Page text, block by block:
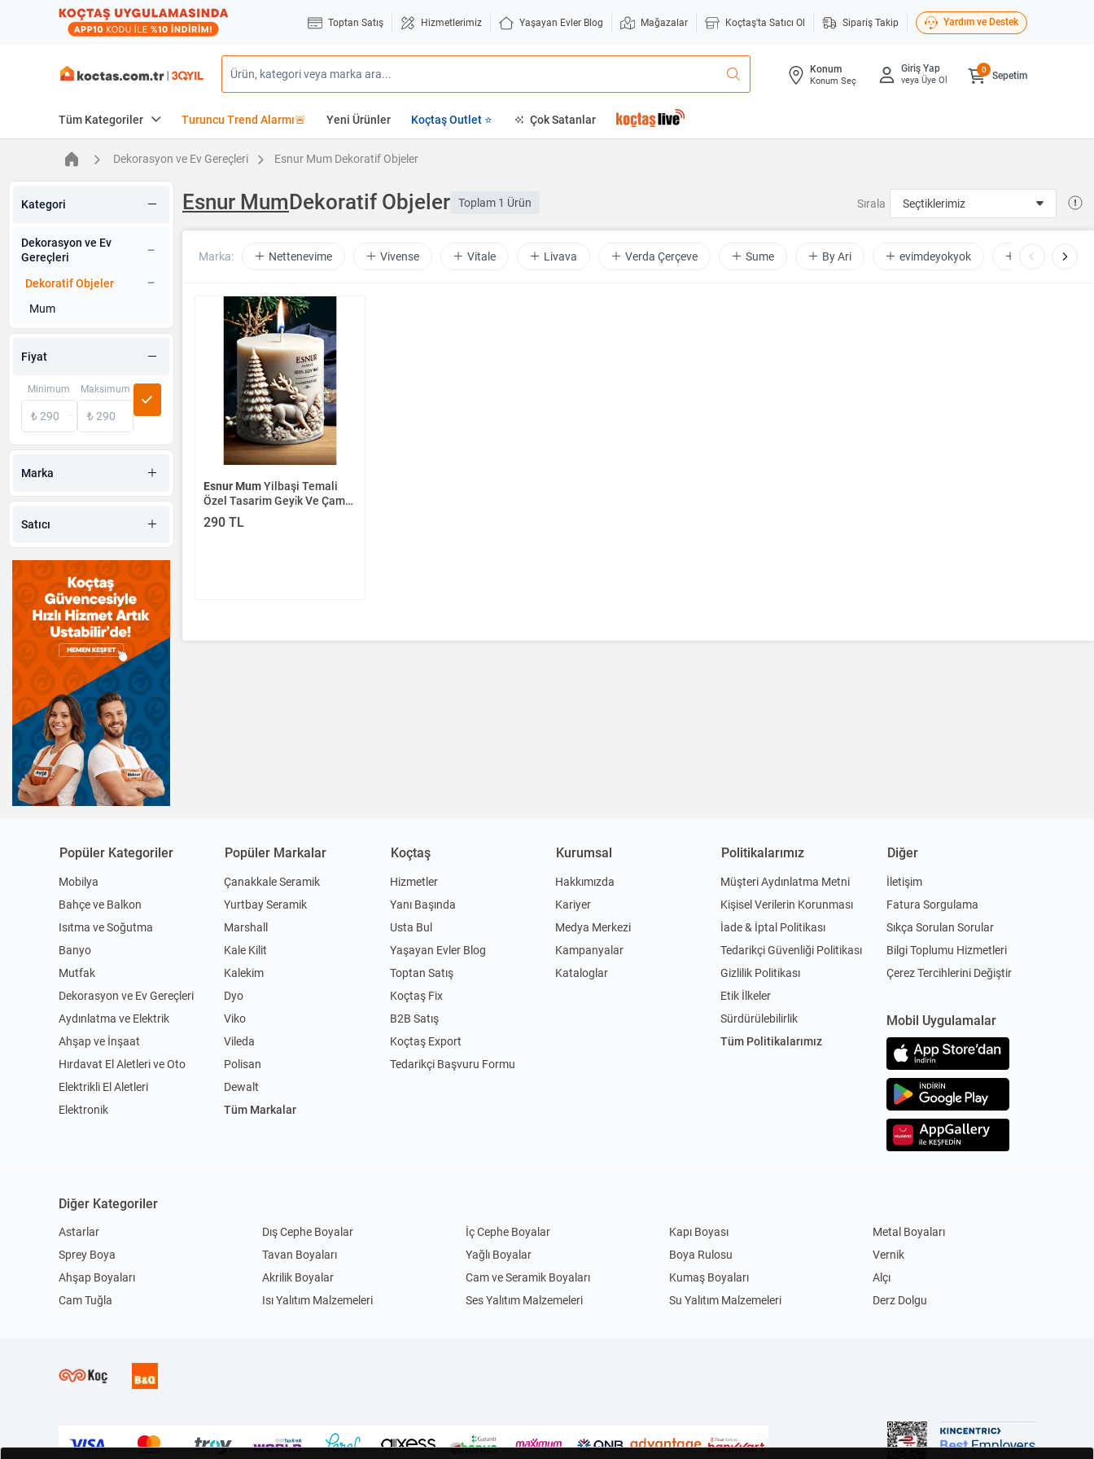
Toptan Satış Hizmetlerimiz Yaşayan Evler Blog Mağazalar Koçtaş'ta Satıcı Ol Sipariş Takip Yardım ve Destek
Konum
Konum Seç
Giriş Yap
veya Üye Ol Sepetim
0
Tüm Kategoriler Turuncu Trend Alarmı🚨 Yeni Ürünler Koçtaş Outlet ⭐ Çok Satanlar
Dekorasyon ve Ev Gereçleri Esnur Mum Dekoratif Objeler
Kategori
Dekorasyon ve Ev
Gereçleri
Dekoratif Objeler
Mum
Fiyat
Minimum Maksimum
Marka
Satıcı
Esnur MumDekoratif Objeler Toplam 1 Ürün Sırala
Marka: Nettenevime Vivense Vitale Livava Verda Çerçeve Sume By Ari evimdeyokyok Yapay
Esnur MumYilbaşi Temali
Özel Tasarim Geyi̇k Ve Çam
Ağaci Moti̇fli̇ Kalip Mum,
Dekorati̇f Mum, Hedi̇ye Mum
290 TL
Popüler Kategoriler
Mobilya
Bahçe ve Balkon
Isıtma ve Soğutma
Banyo
Mutfak
Dekorasyon ve Ev Gereçleri
Aydınlatma ve Elektrik
Ahşap ve İnşaat
Hırdavat El Aletleri ve Oto
Elektrikli El Aletleri
Elektronik
Popüler Markalar
Çanakkale Seramik
Yurtbay Seramik
Marshall
Kale Kilit
Kalekim
Dyo
Viko
Vileda
Polisan
Dewalt
Tüm Markalar
Koçtaş
Hizmetler
Yanı Başında
Usta Bul
Yaşayan Evler Blog
Toptan Satış
Koçtaş Fix
B2B Satış
Koçtaş Export
Tedarikçi Başvuru Formu
Kurumsal
Hakkımızda
Kariyer
Medya Merkezi
Kampanyalar
Kataloglar
Politikalarımız
Müşteri Aydınlatma Metni
Kişisel Verilerin Korunması
İade & İptal Politikası
Tedarikçi Güvenliği Politikası
Gizlilik Politikası
Etik İlkeler
Sürdürülebilirlik
Tüm Politikalarımız
Diğer
İletişim
Fatura Sorgulama
Sıkça Sorulan Sorular
Bilgi Toplumu Hizmetleri
Çerez Tercihlerini Değiştir
Mobil Uygulamalar
Diğer Kategoriler
Astarlar Dış Cephe Boyalar İç Cephe Boyalar Kapı Boyası
Metal Boyaları
Sprey Boya
Tavan Boyaları Yağlı Boyalar Boya Rulosu
Vernik
Ahşap Boyaları
Akrilik Boyalar Cam ve Seramik Boyaları Kumaş Boyaları
Alçı
Cam Tuğla
Isı Yalıtım Malzemeleri Ses Yalıtım Malzemeleri Su Yalıtım Malzemeleri
Derz Dolgu
Duvar Aplikleri
Çadırlar
Kamp Masası Kamp Sandalyesi Sinek Kovucular
Şişme Yatak